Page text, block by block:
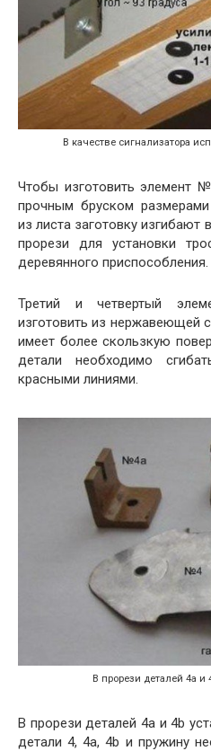
В качестве сигнализатора
Чтобы изготовить элемент
прочным бруском
из листа заготовку изгибают
прорези для установки
деревянного приспособления.
Третий и четвертый
изготовить из нержавеющей
имеет более скользкую
детали необходимо
красными линиями.
В прорези деталей 4a и
В прорези деталей 4a и 4b
детали 4, 4a, 4b и пружину